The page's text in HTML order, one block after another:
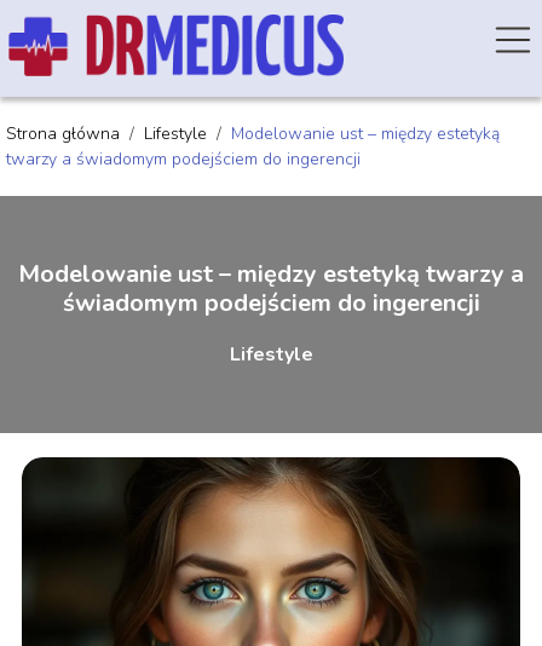
Strona główna / Lifestyle / Modelowanie ust – między estetyką
twarzy a świadomym podejściem do ingerencji
Modelowanie ust – między estetyką twarzy a
świadomym podejściem do ingerencji
Lifestyle